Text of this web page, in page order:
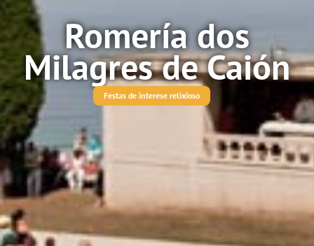
Romería dos
Milagres de Caión
Festas de interese relixioso